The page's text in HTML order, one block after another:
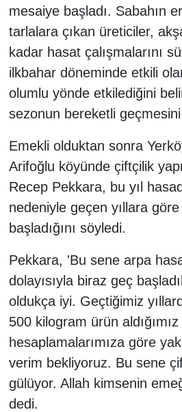
mesaiye başladı. Sabahın
tarlalara çıkan üreticiler,
kadar hasat çalışmalarını
ilkbahar döneminde etkili
olumlu yönde etkilediğini
sezonun bereketli
Emekli olduktan sonra
Arifoğlu köyünde çiftçilik
Recep Pekkara, bu yıl
nedeniyle geçen yıllara
başladığını söyledi.
Pekkara, 'Bu sene arpa
dolayısıyla biraz geç
oldukça iyi. Geçtiğimiz
500 kilogram ürün
hesaplamalarımıza göre
verim bekliyoruz. Bu sene
gülüyor. Allah kimsenin
dedi.